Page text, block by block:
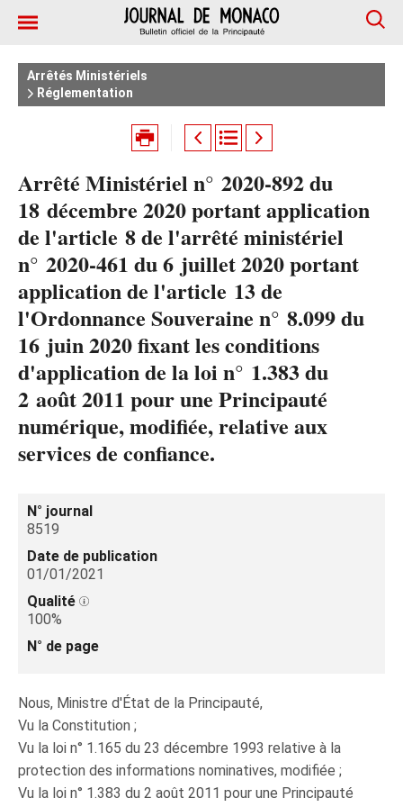
Arrêtés Ministériels
Réglementation
Arrêté Ministériel n° 2020-892 du
18 décembre 2020 portant application
de l'article 8 de l'arrêté ministériel
n° 2020-461 du 6 juillet 2020 portant
application de l'article 13 de
l'Ordonnance Souveraine n° 8.099 du
16 juin 2020 fixant les conditions
d'application de la loi n° 1.383 du
2 août 2011 pour une Principauté
numérique, modifiée, relative aux
services de confiance.
N° journal
8519
Date de publication
01/01/2021
Qualité
100%
N° de page
Nous, Ministre d'État de la Principauté,
Vu la Constitution ;
Vu la loi n° 1.165 du 23 décembre 1993 relative à la
protection des informations nominatives, modifiée ;
Vu la loi n° 1.383 du 2 août 2011 pour une Principauté